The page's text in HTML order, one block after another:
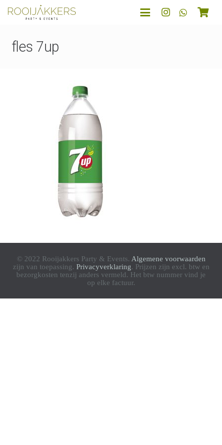
fles 7up
© 2022 Rooijakkers Party & Events. Algemene voorwaarden
zijn van toepassing. Privacyverklaring. Prijzen zijn excl. btw en
bezorgkosten tenzij anders vermeld. Het btw nummer vind je
op elke factuur.